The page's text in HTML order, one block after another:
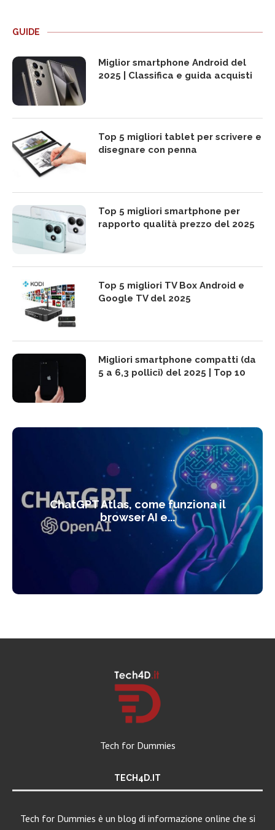
GUIDE
Miglior smartphone Android del
2025 | Classifica e guida acquisti
Top 5 migliori tablet per scrivere e
disegnare con penna
Top 5 migliori smartphone per
rapporto qualità prezzo del 2025
Top 5 migliori TV Box Android e
Google TV del 2025
Migliori smartphone compatti (da
5 a 6,3 pollici) del 2025 | Top 10
ChatGPT Atlas, come funziona il
browser AI e...
Tech for Dummies
TECH4D.IT
Tech for Dummies è un blog di informazione online che si